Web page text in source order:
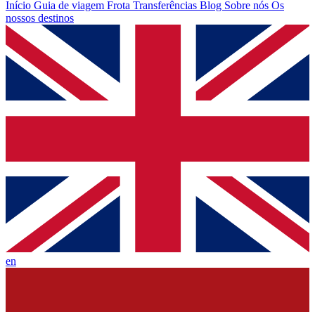
Início Guia de viagem Frota Transferências Blog Sobre nós Os
nossos destinos
en